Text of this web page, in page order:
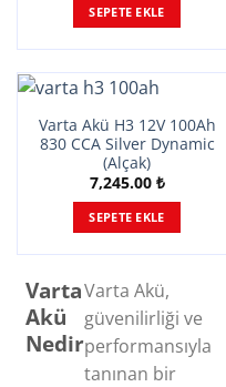
SEPETE EKLE
Varta Akü H3 12V 100Ah
830 CCA Silver Dynamic
(Alçak)
7,245.00 ₺
SEPETE EKLE
Varta
Akü
Nedir
Varta Akü,
güvenilirliği ve
performansıyla
tanınan bir